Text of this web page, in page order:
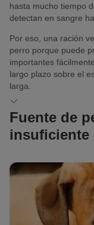
hasta mucho tiempo
detectan en sangre
Por eso, una ración
perro porque puede
importantes
largo plazo sobre el
larga.
Fuente de
insuficiente
¿Quieres darle a tu
En ese caso,
nutrición canina.
calcular los
nutrientes con